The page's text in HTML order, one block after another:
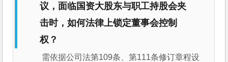
议，面临国资大股东与职工持股会夹
击时，如何法律上锁定董事会控制
权？
需依据公司法第109条、第111条修订章程设